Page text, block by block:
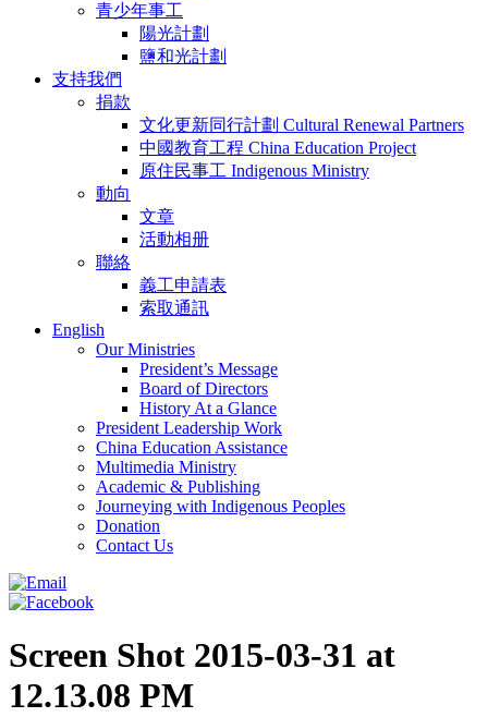
青少年事工
陽光計劃
鹽和光計劃
支持我們
捐款
文化更新同行計劃 Cultural Renewal Partners
中國教育工程 China Education Project
原住民事工 Indigenous Ministry
動向
文章
活動相册
聯絡
義工申請表
索取通訊
English
Our Ministries
President’s Message
Board of Directors
History At a Glance
President Leadership Work
China Education Assistance
Multimedia Ministry
Academic & Publishing
Journeying with Indigenous Peoples
Donation
Contact Us
Screen Shot 2015-03-31 at
12.13.08 PM